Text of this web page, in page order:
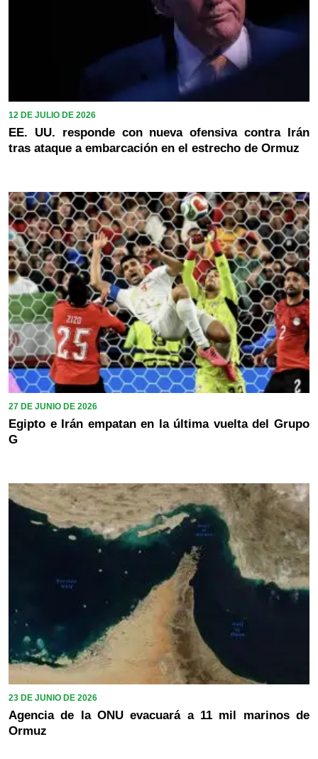
12 DE JULIO DE 2026
EE. UU. responde con nueva ofensiva contra Irán
tras ataque a embarcación en el estrecho de Ormuz
27 DE JUNIO DE 2026
Egipto e Irán empatan en la última vuelta del Grupo
G
23 DE JUNIO DE 2026
Agencia de la ONU evacuará a 11 mil marinos de
Ormuz